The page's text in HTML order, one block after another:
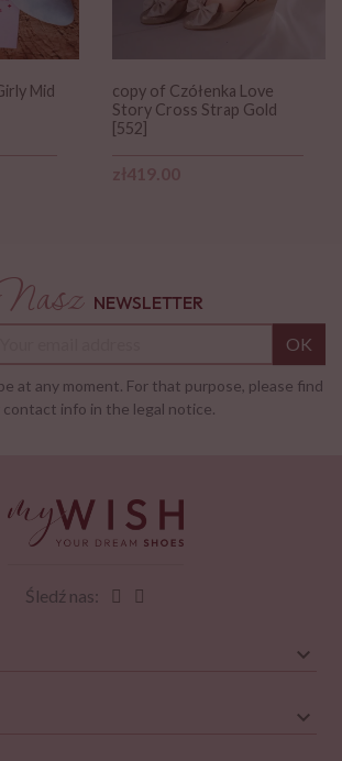
Mid
copy of Czółenka Love
Story Cross Strap Gold
[552]
NEWSLETTER
OK
at any moment. For that purpose, please find
contact info in the legal notice.
Śledź nas: